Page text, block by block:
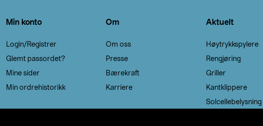
Min konto
Login/Registrer
Glemt passordet?
Mine sider
Min ordrehistorikk
Om
Om oss
Presse
Bærekraft
Karriere
Aktuelt
Høytrykkspylere
Rengjøring
Griller
Kantklippere
Solcellebelysning